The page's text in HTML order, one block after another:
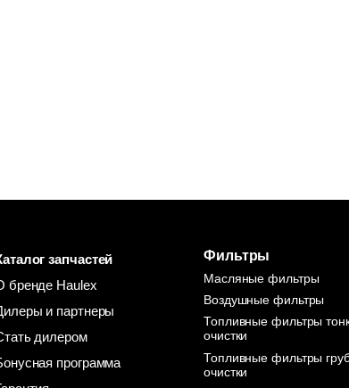
и партнеры
бренде Haulex
дилером
программа
запчастей Фильтры
Масляные фильтры
Воздушные фильтры
Топливные фильтры
очистки
Топливные фильтры
очистки